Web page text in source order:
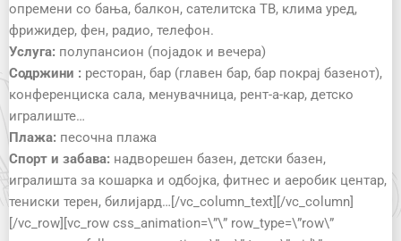
опремени со бања, балкон, сателитска ТВ, клима уред,
фрижидер, фен, радио, телефон.
Услуга: полупансион (појадок и вечера)
Содржини : ресторан, бар (главен бар, бар покрај базенот),
конференциска сала, менувачница, рент-а-кар, детско
игралиште…
Плажа: песочна плажа
Спорт и забава: надворешен базен, детски базен,
игралишта за кошарка и одбојка, фитнес и аеробик центар,
тениски терен, билијард…[/vc_column_text][/vc_column]
[/vc_row][vc_row css_animation=\”\” row_type=\”row\”